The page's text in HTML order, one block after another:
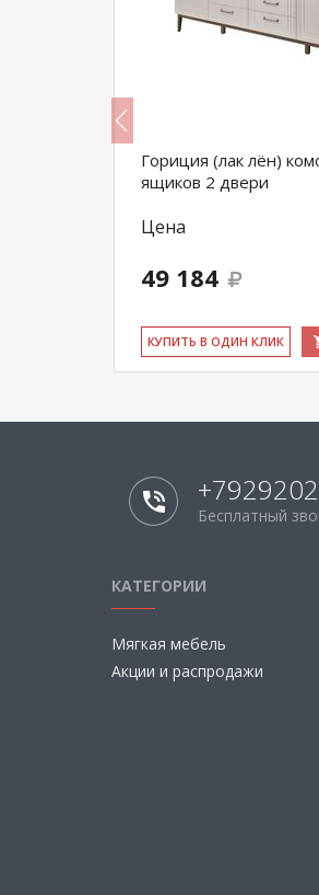
Гориция (лак лён)
ящиков 2 двери
Цена
49 184
КУ­ПИТЬ В ОДИН КЛИК
Бесплатный
КАТЕГОРИИ
Мягкая мебель
Акции и распродажи